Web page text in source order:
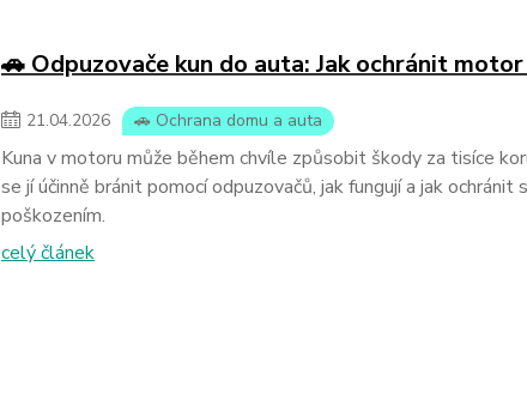
🚗 Odpuzovače kun do auta: Jak ochránit
21.04.2026 🚗 Ochrana domu a auta
Kuna v motoru může během chvíle způsobit škody za tisíce
se jí účinně bránit pomocí odpuzovačů, jak fungují a jak ochránit
poškozením.
celý článek